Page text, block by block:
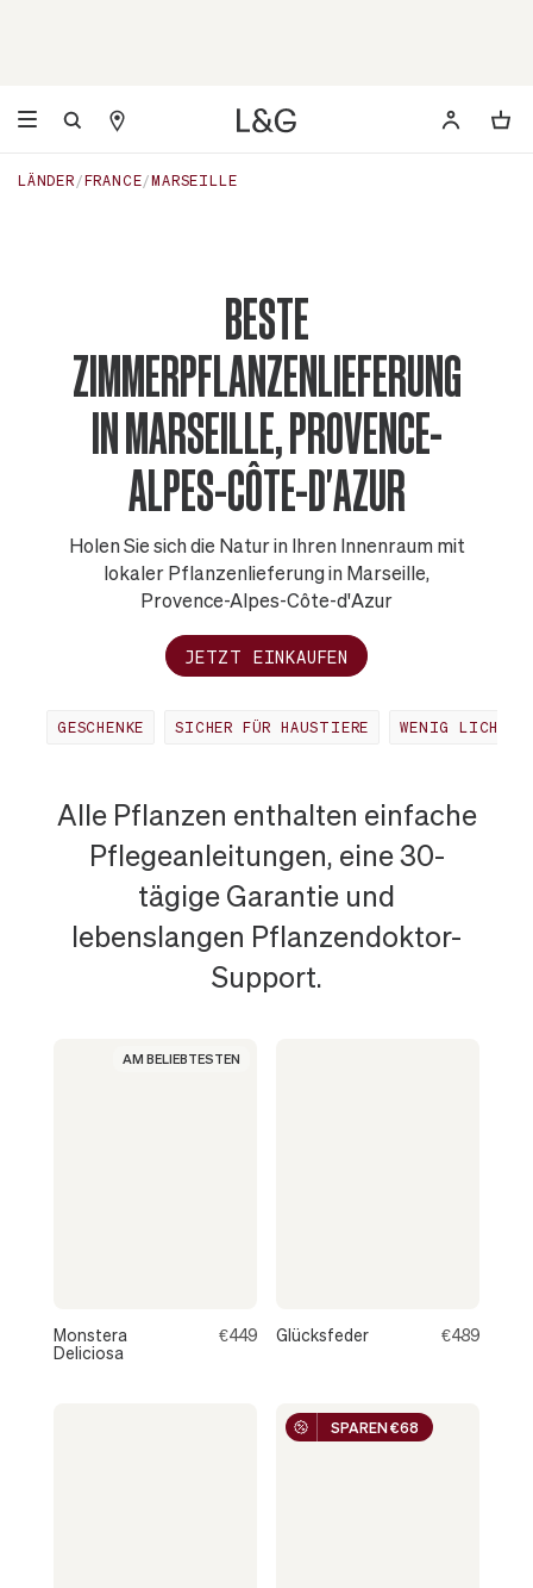
LÄNDER FRANCE MARSEILLE
BESTE
ZIMMERPFLANZENLIEFERUNG
IN MARSEILLE, PROVENCE-
ALPES-CÔTE-D'AZUR
Holen Sie sich die Natur in Ihren Innenraum mit
lokaler Pflanzenlieferung in Marseille,
Provence-Alpes-Côte-d'Azur
JETZT EINKAUFEN
GESCHENKE SICHER FÜR HAUSTIERE WENIG LICHT
BELIEBTESTE
PFLANZE
IN
Alle Pflanzen enthalten einfache
Pflegeanleitungen, eine 30-
tägige Garantie und
lebenslangen Pflanzendoktor-
Support.
AM BELIEBTESTEN
Monstera
Deliciosa
€449 Glücksfeder €489
SPAREN €68